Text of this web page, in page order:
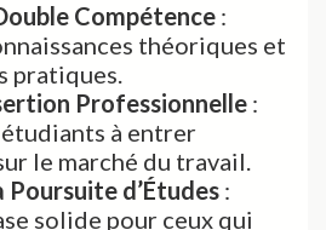
Compétence :
théoriques et
pratiques.
Professionnelle :
à entrer
le marché du travail.
d’Études :
solide pour ceux qui